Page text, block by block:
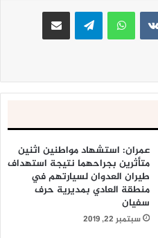
واتساب تيلقرام مشاركة عبر البريد
عمران: استشهاد مواطنين اثنين
متأثرين بجراحهما نتيجة استهداف
طيران العدوان لسيارتهم في
منطقة العادي بمديرية حرف
سفيان
سبتمبر 22, 2019